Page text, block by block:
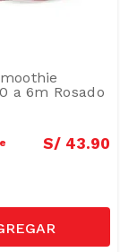
a 6m Rosado
S/ 43.90